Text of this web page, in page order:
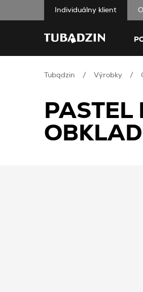
Individuálny klient
Tubądzin Výrobky